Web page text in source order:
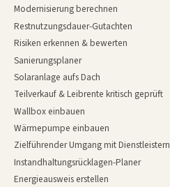
Modernisierung berechnen
Restnutzungsdauer-Gutachten
Risiken erkennen & bewerten
Sanierungsplaner
Solaranlage aufs Dach
Teilverkauf & Leibrente kritisch geprüft
Wallbox einbauen
Wärmepumpe einbauen
Zielführender Umgang mit Dienstleistern
Instandhaltungsrücklagen-Planer
Energieausweis erstellen